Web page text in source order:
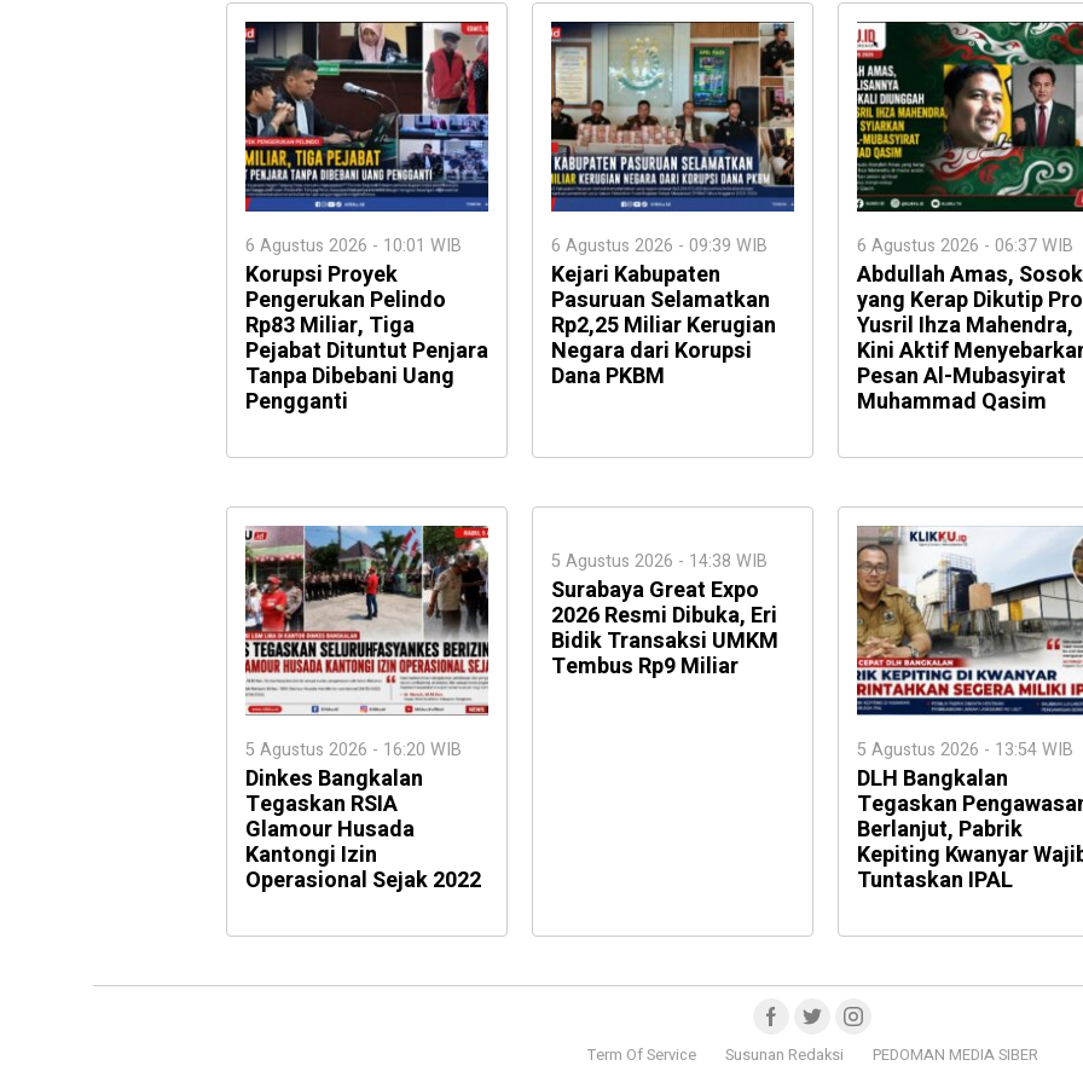
6 Agustus 2026 - 10:01 WIB
Korupsi Proyek
Pengerukan Pelindo
Rp83 Miliar, Tiga
Pejabat Dituntut Penjara
Tanpa Dibebani Uang
Pengganti
6 Agustus 2026 - 09:39 WIB
Kejari Kabupaten
Pasuruan Selamatkan
Rp2,25 Miliar Kerugian
Negara dari Korupsi
Dana PKBM
6 Agustus 2026 - 06:37 WIB
Abdullah Amas, Sosok
yang Kerap Dikutip
Yusril Ihza Mahendra,
Kini Aktif
Pesan Al-Mubasyirat
Muhammad Qasim
5 Agustus 2026 - 16:20 WIB
Dinkes Bangkalan
Tegaskan RSIA
Glamour Husada
Kantongi Izin
Operasional Sejak 2022
5 Agustus 2026 - 14:38 WIB
Surabaya Great Expo
2026 Resmi Dibuka, Eri
Bidik Transaksi UMKM
Tembus Rp9 Miliar
5 Agustus 2026 - 13:54 WIB
DLH Bangkalan
Tegaskan
Berlanjut, Pabrik
Kepiting Kwanyar
Tuntaskan IPAL
Term Of Service Susunan Redaksi PEDOMAN MEDIA SIBER